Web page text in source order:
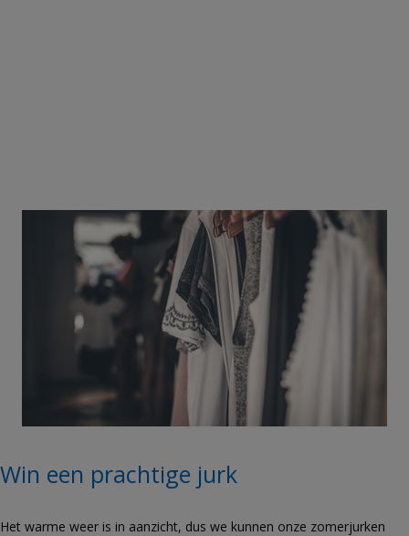
Win een prachtige jurk
Het warme weer is in aanzicht, dus we kunnen onze zomerjurken